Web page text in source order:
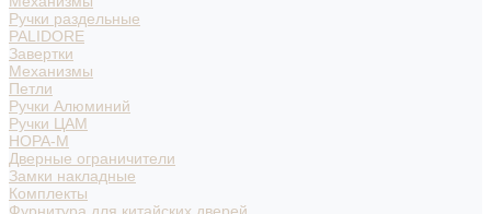
Ручки раздельные
PALIDORE
Завертки
Механизмы
Петли
Ручки Алюминий
Ручки ЦАМ
НОРА-М
Дверные ограничители
Замки накладные
Комплекты